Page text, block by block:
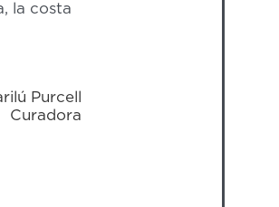
la costa
Purcell
Curadora